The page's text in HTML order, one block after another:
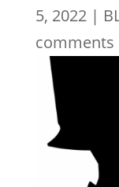
5, 2022|
comments